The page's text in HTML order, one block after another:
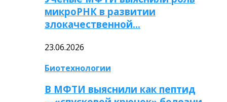
микроРНК в развитии
злокачественной…
23.06.2026
Биотехнологии
В МФТИ выяснили как пептид